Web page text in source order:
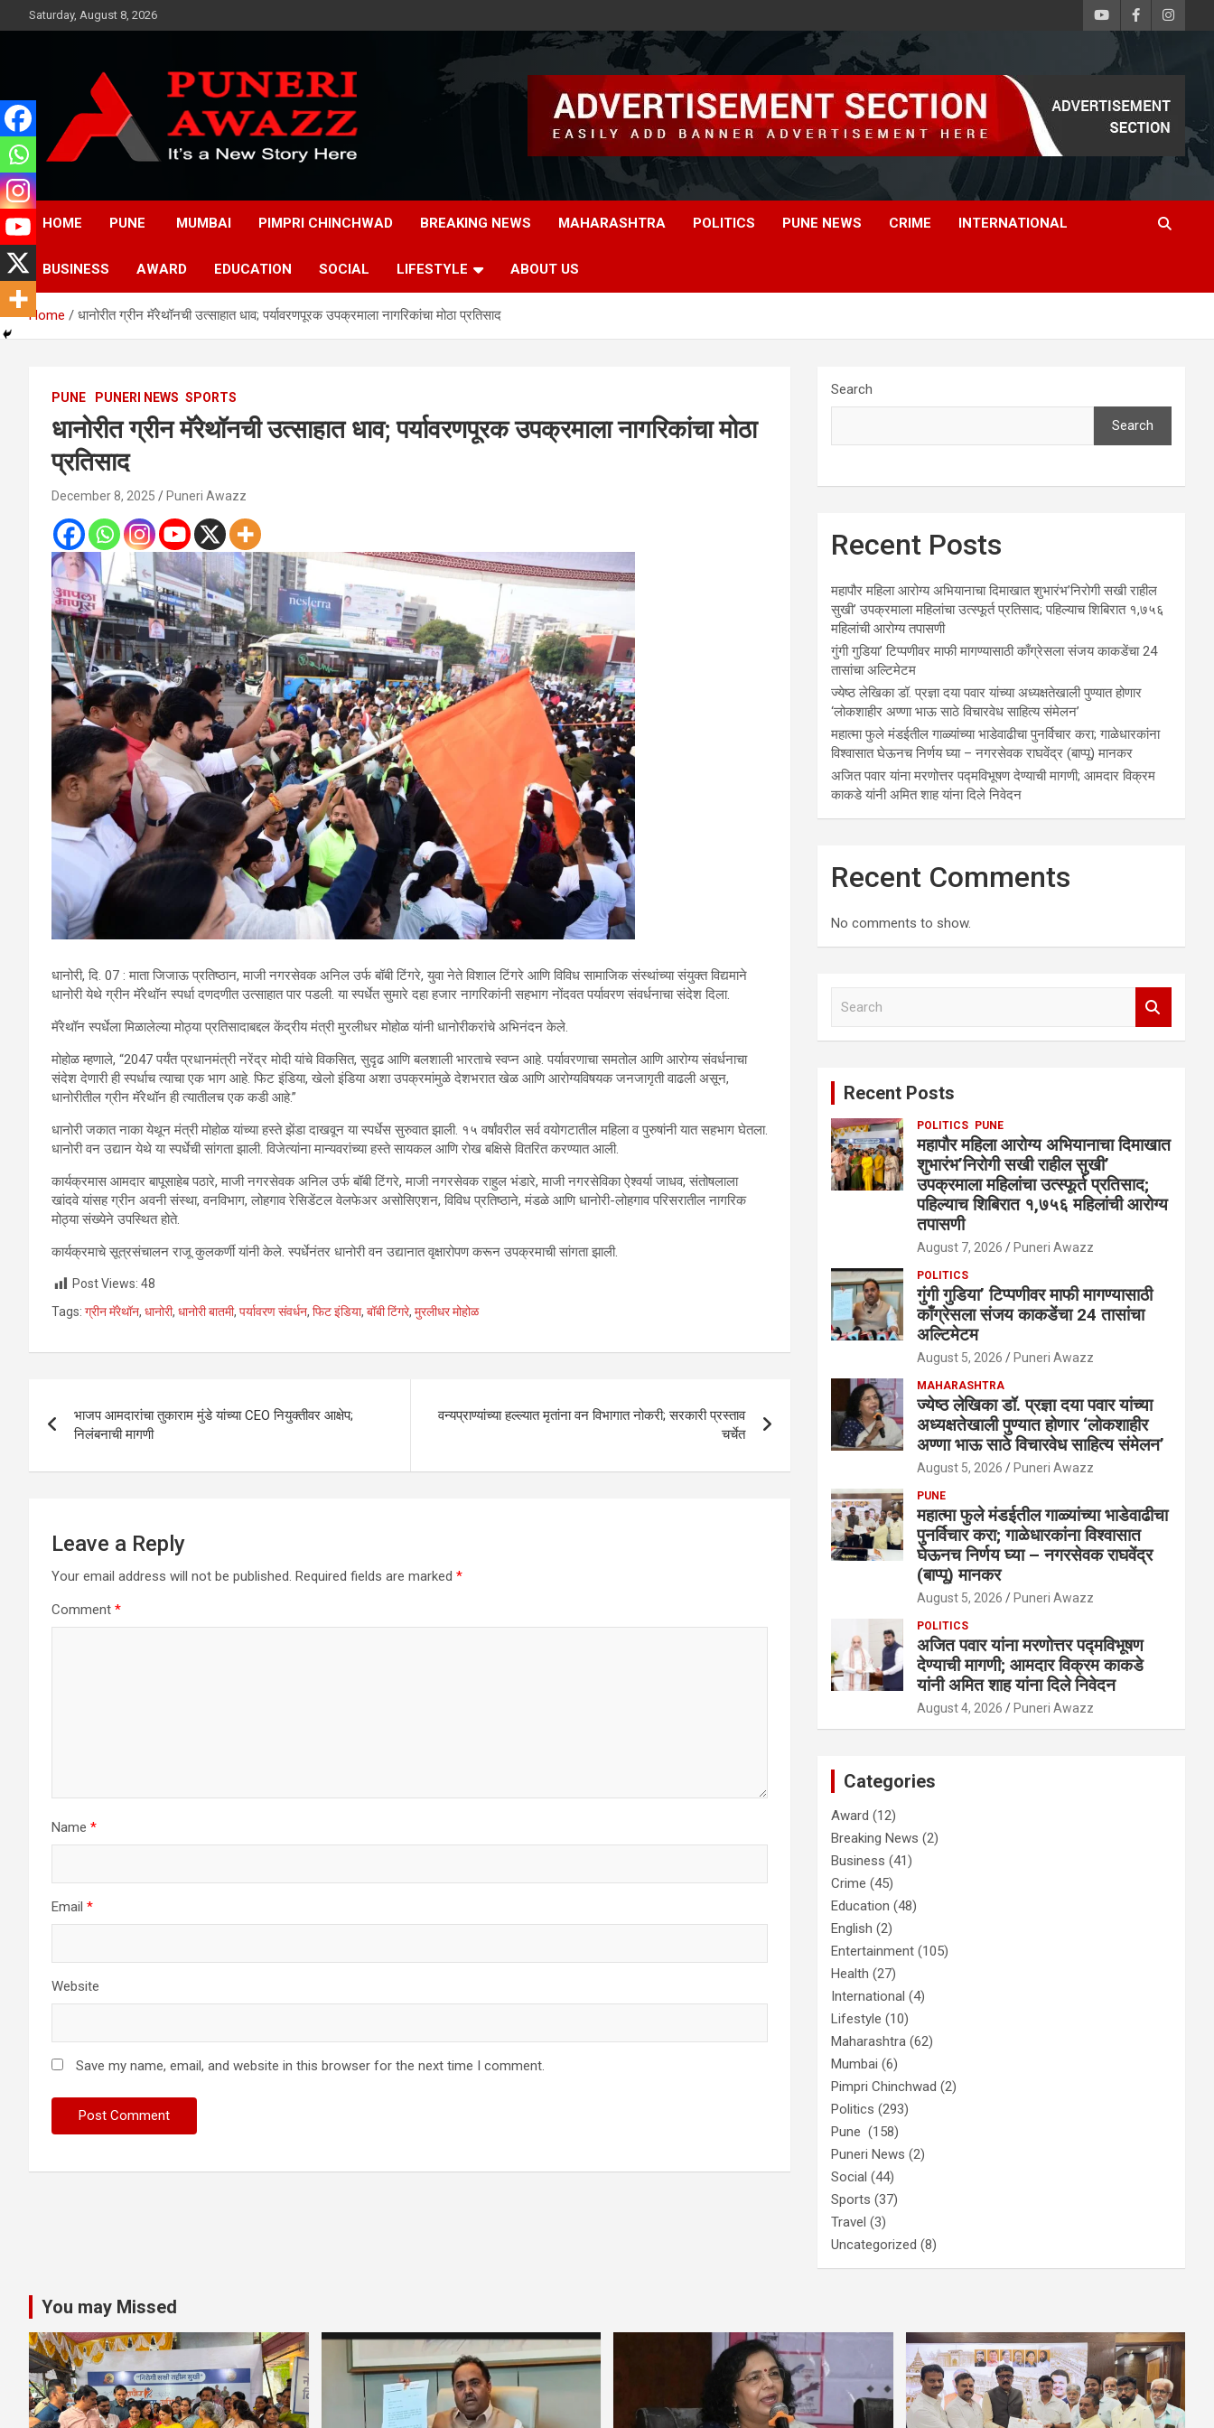
to
Saturday, August 8, 2026
Puneri Awazz
Puneri Awazz
HOME PUNE MUMBAI PIMPRI CHINCHWAD BREAKING NEWS MAHARASHTRA POLITICS PUNE NEWS CRIME INTERNATIONAL
BUSINESS AWARD EDUCATION SOCIAL LIFESTYLE ABOUT US
Home धानोरीत ग्रीन मॅरेथॉनची उत्साहात धाव; पर्यावरणपूरक उपक्रमाला नागरिकांचा मोठा प्रतिसाद
PUNE PUNERI NEWS SPORTS
धानोरीत ग्रीन मॅरेथॉनची उत्साहात धाव; पर्यावरणपूरक उपक्रमाला नागरिकांचा मोठा
प्रतिसाद
December 8, 2025 Puneri Awazz
धानोरी, दि. 07 : माता जिजाऊ प्रतिष्ठान, माजी नगरसेवक अनिल उर्फ बॉबी टिंगरे, युवा नेते विशाल टिंगरे आणि विविध सामाजिक संस्थांच्या संयुक्त विद्यमाने
धानोरी येथे ग्रीन मॅरेथॉन स्पर्धा दणदणीत उत्साहात पार पडली. या स्पर्धेत सुमारे दहा हजार नागरिकांनी सहभाग नोंदवत पर्यावरण संवर्धनाचा संदेश दिला.
मॅरेथॉन स्पर्धेला मिळालेल्या मोठ्या प्रतिसादाबद्दल केंद्रीय मंत्री मुरलीधर मोहोळ यांनी धानोरीकरांचे अभिनंदन केले.
मोहोळ म्हणाले, “2047 पर्यंत प्रधानमंत्री नरेंद्र मोदी यांचे विकसित, सुदृढ आणि बलशाली भारताचे स्वप्न आहे. पर्यावरणाचा समतोल आणि आरोग्य संवर्धनाचा
संदेश देणारी ही स्पर्धाच त्याचा एक भाग आहे. फिट इंडिया, खेलो इंडिया अशा उपक्रमांमुळे देशभरात खेळ आणि आरोग्यविषयक जनजागृती वाढली असून,
धानोरीतील ग्रीन मॅरेथॉन ही त्यातीलच एक कडी आहे.”
धानोरी जकात नाका येथून मंत्री मोहोळ यांच्या हस्ते झेंडा दाखवून या स्पर्धेस सुरुवात झाली. १५ वर्षांवरील सर्व वयोगटातील महिला व पुरुषांनी यात सहभाग घेतला.
धानोरी वन उद्यान येथे या स्पर्धेची सांगता झाली. विजेत्यांना मान्यवरांच्या हस्ते सायकल आणि रोख बक्षिसे वितरित करण्यात आली.
कार्यक्रमास आमदार बापूसाहेब पठारे, माजी नगरसेवक अनिल उर्फ बॉबी टिंगरे, माजी नगरसेवक राहुल भंडारे, माजी नगरसेविका ऐश्वर्या जाधव, संतोषलाला
खांदवे यांसह ग्रीन अवनी संस्था, वनविभाग, लोहगाव रेसिडेंटल वेलफेअर असोसिएशन, विविध प्रतिष्ठाने, मंडळे आणि धानोरी-लोहगाव परिसरातील नागरिक
मोठ्या संख्येने उपस्थित होते.
कार्यक्रमाचे सूत्रसंचालन राजू कुलकर्णी यांनी केले. स्पर्धेनंतर धानोरी वन उद्यानात वृक्षारोपण करून उपक्रमाची सांगता झाली.
Post Views: 48
Tags: ग्रीन मॅरेथॉन, धानोरी, धानोरी बातमी, पर्यावरण संवर्धन, फिट इंडिया, बॉबी टिंगरे, मुरलीधर मोहोळ
navigation
भाजप आमदारांचा तुकाराम मुंडे यांच्या CEO नियुक्तीवर आक्षेप;
निलंबनाची मागणी
वन्यप्राण्यांच्या हल्ल्यात मृतांना वन विभागात नोकरी; सरकारी प्रस्ताव
चर्चेत
Leave a Reply
Your email address will not be published. Required fields are marked *
Comment *
Name *
Email *
Website
Save my name, email, and website in this browser for the next time I comment.
Search
Search
Recent Posts
महापौर महिला आरोग्य अभियानाचा दिमाखात शुभारंभ’निरोगी सखी राहील
सुखी’ उपक्रमाला महिलांचा उत्स्फूर्त प्रतिसाद; पहिल्याच शिबिरात १,७५६
महिलांची आरोग्य तपासणी
गुंगी गुडिया’ टिप्पणीवर माफी मागण्यासाठी काँग्रेसला संजय काकडेंचा 24
तासांचा अल्टिमेटम
ज्येष्ठ लेखिका डॉ. प्रज्ञा दया पवार यांच्या अध्यक्षतेखाली पुण्यात होणार
‘लोकशाहीर अण्णा भाऊ साठे विचारवेध साहित्य संमेलन’
महात्मा फुले मंडईतील गाळ्यांच्या भाडेवाढीचा पुनर्विचार करा; गाळेधारकांना
विश्वासात घेऊनच निर्णय घ्या – नगरसेवक राघवेंद्र (बाप्पू) मानकर
अजित पवार यांना मरणोत्तर पद्मविभूषण देण्याची मागणी; आमदार विक्रम
काकडे यांनी अमित शाह यांना दिले निवेदन
Recent Comments
No comments to show.
Recent Posts
POLITICS PUNE
महापौर महिला आरोग्य अभियानाचा दिमाखात
शुभारंभ’निरोगी सखी राहील सुखी’
उपक्रमाला महिलांचा उत्स्फूर्त प्रतिसाद;
पहिल्याच शिबिरात १,७५६ महिलांची आरोग्य
तपासणी
August 7, 2026 Puneri Awazz
POLITICS
गुंगी गुडिया’ टिप्पणीवर माफी मागण्यासाठी
काँग्रेसला संजय काकडेंचा 24 तासांचा
अल्टिमेटम
August 5, 2026 Puneri Awazz
MAHARASHTRA
ज्येष्ठ लेखिका डॉ. प्रज्ञा दया पवार यांच्या
अध्यक्षतेखाली पुण्यात होणार ‘लोकशाहीर
अण्णा भाऊ साठे विचारवेध साहित्य संमेलन’
August 5, 2026 Puneri Awazz
PUNE
महात्मा फुले मंडईतील गाळ्यांच्या भाडेवाढीचा
पुनर्विचार करा; गाळेधारकांना विश्वासात
घेऊनच निर्णय घ्या – नगरसेवक राघवेंद्र
(बाप्पू) मानकर
August 5, 2026 Puneri Awazz
POLITICS
अजित पवार यांना मरणोत्तर पद्मविभूषण
देण्याची मागणी; आमदार विक्रम काकडे
यांनी अमित शाह यांना दिले निवेदन
August 4, 2026 Puneri Awazz
Categories
Award (12)
Breaking News (2)
Business (41)
Crime (45)
Education (48)
English (2)
Entertainment (105)
Health (27)
International (4)
Lifestyle (10)
Maharashtra (62)
Mumbai (6)
Pimpri Chinchwad (2)
Politics (293)
Pune (158)
Puneri News (2)
Social (44)
Sports (37)
Travel (3)
Uncategorized (8)
You may Missed